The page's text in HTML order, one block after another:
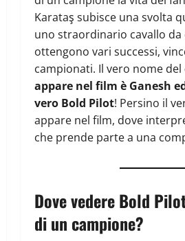
Karataş subisce una svolta
uno straordinario cavallo da
ottengono vari successi,
campionati. Il vero nome del
appare nel film è Ganesh
vero Bold Pilot! Persino il
appare nel film, dove
che prende parte a una
Dove vedere Bold
di un campione?